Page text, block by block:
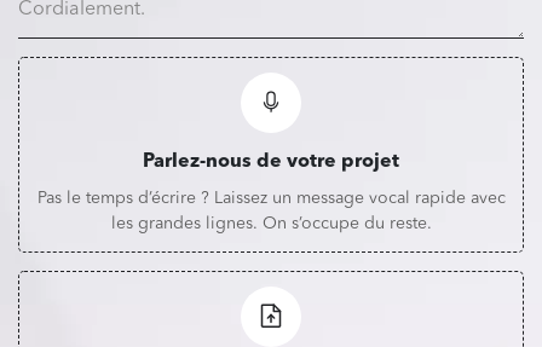
Parlez-nous de votre projet
Pas le temps d’écrire ? Laissez un message vocal rapide avec
les grandes lignes. On s’occupe du reste.